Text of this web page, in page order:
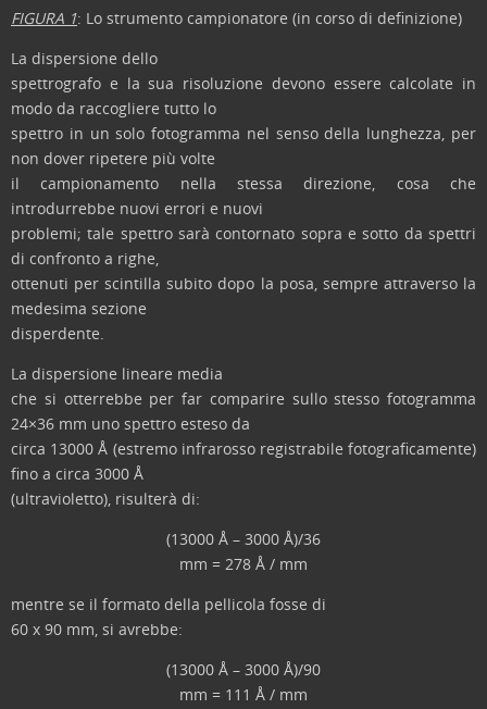
FIGURA 1: Lo strumento campionatore (in corso di definizione)
La dispersione dello
spettrografo e la sua risoluzione devono essere calcolate in
modo da raccogliere tutto lo
spettro in un solo fotogramma nel senso della lunghezza, per
non dover ripetere più volte
il campionamento nella stessa direzione, cosa che
introdurrebbe nuovi errori e nuovi
problemi; tale spettro sarà contornato sopra e sotto da spettri
di confronto a righe,
ottenuti per scintilla subito dopo la posa, sempre attraverso la
medesima sezione
disperdente.
La dispersione lineare media
che si otterrebbe per far comparire sullo stesso fotogramma
24×36 mm uno spettro esteso da
circa 13000 Å (estremo infrarosso registrabile fotograficamente)
fino a circa 3000 Å
(ultravioletto), risulterà di:
(13000 Å – 3000 Å)/36
mm = 278 Å / mm
mentre se il formato della pellicola fosse di
60 x 90 mm, si avrebbe:
(13000 Å – 3000 Å)/90
mm = 111 Å / mm